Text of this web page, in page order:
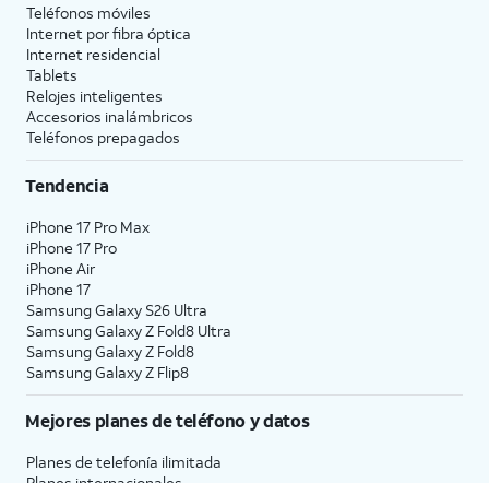
Teléfonos móviles
Internet por fibra óptica
Internet residencial
Tablets
Relojes inteligentes
Accesorios inalámbricos
Teléfonos prepagados
Tendencia
iPhone 17 Pro Max
iPhone 17 Pro
iPhone Air
iPhone 17
Samsung Galaxy S26 Ultra
Samsung Galaxy Z Fold8 Ultra
Samsung Galaxy Z Fold8
Samsung Galaxy Z Flip8
Mejores planes de teléfono y datos
Planes de telefonía ilimitada